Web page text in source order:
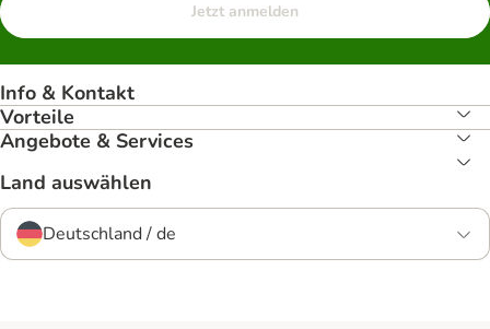
Jetzt anmelden
Info & Kontakt
Vorteile
Angebote & Services
Land auswählen
Deutschland / de